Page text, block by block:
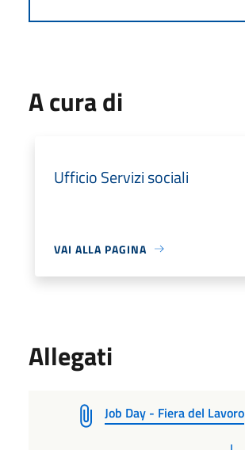
A cura di
Ufficio Servizi sociali
VAI ALLA PAGINA
Allegati
Job Day - Fiera del Lavoro